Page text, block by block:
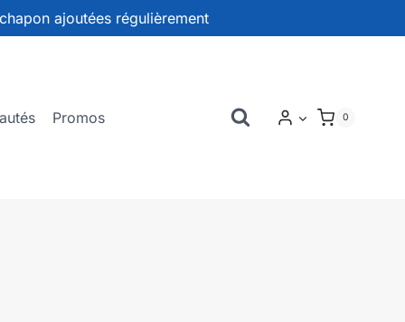
ajoutées régulièrement
Promos 0